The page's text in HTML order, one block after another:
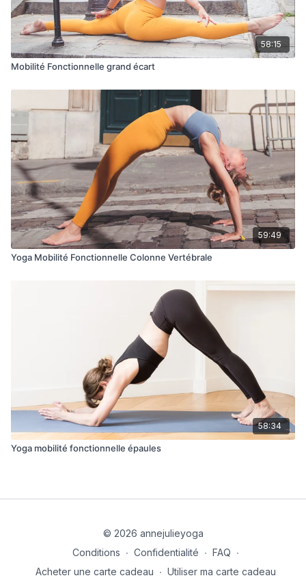
58:15
Mobilité Fonctionnelle grand écart
59:49
Yoga Mobilité Fonctionnelle Colonne Vertébrale
58:34
Yoga mobilité fonctionnelle épaules
© 2026 annejulieyoga
Conditions ∙ Confidentialité ∙ FAQ ∙
Acheter une carte cadeau ∙ Utiliser ma carte cadeau